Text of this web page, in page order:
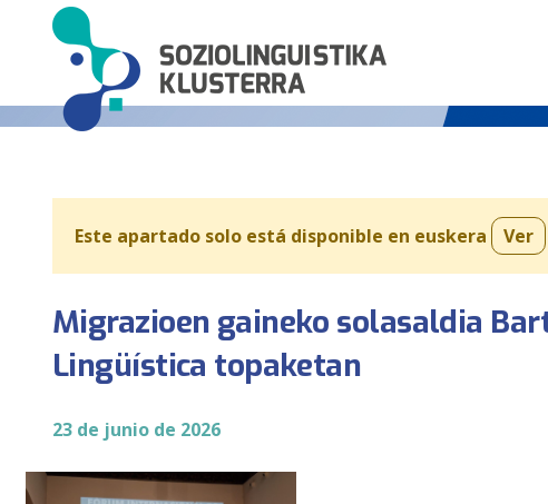
Este apartado solo está disponible en euskera Ver
Migrazioen gaineko solasaldia
Lingüística topaketan
23 de junio de 2026